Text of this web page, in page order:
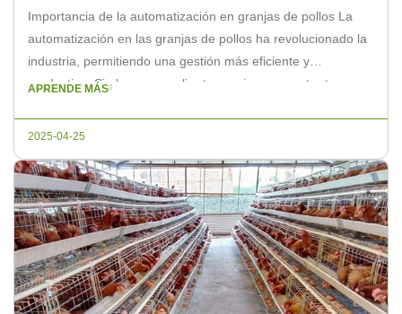
Importancia de la automatización en granjas de pollos La
automatización en las granjas de pollos ha revolucionado la
industria, permitiendo una gestión más eficiente y
productiva. Si planeas ampliar tu granja y aumentar tu
APRENDE MÁS
2025-04-25